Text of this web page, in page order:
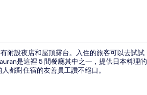
附設夜店和屋頂露台。入住的旅客可以去試試
是這裡 5 間餐廳其中之一，提供日本料理的
都對住宿的友善員工讚不絕口。